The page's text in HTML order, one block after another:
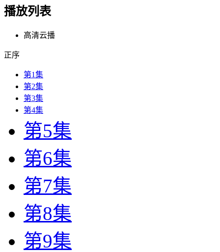
播放列表
高清云播
正序
第1集
第2集
第3集
第4集
第5集
第6集
第7集
第8集
第9集